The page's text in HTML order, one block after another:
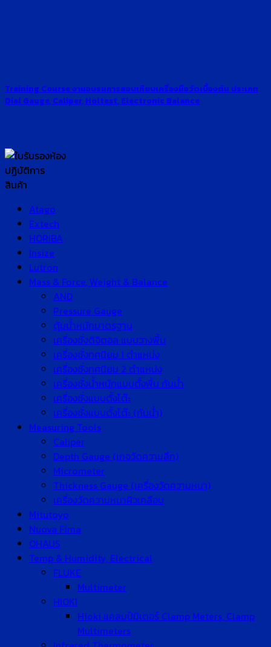
Training Course งานอบรมการสอบเทียบเครื่องมือวัดเบื้องต้น ประเภท
Dial Gauge, Caliper, Holtest, Electronic Balance
สินค้า
Atago
Extech
HORIBA
Insize
Lutron
Mass & Force, Weight & Balance
AND
Pressure Gauge
ตุ้มน้ำหนักมาตรฐาน
เครื่องชั่งดิจิตอล แบบวางพื้น
เครื่องชั่งทศนิยม 1 ตำแหน่ง
เครื่องชั่งทศนิยม 2 ตำแหน่ง
เครื่องชั่งน้ำหนักแบบตั้งพื้น กันน้ำ
เครื่องชั่งแบบตั้งโต๊ะ
เครื่องชั่งแบบตั้งโต๊ะ (กันน้ำ)
Measuring Tools
Caliper
Depth Gauge (เกจวัดความลึก)
Micrometer
Thickness Gauge (เครื่องวัดความหนา)
เครื่องวัดความหนาผิวเคลือบ
Mitutoyo
Nuova Fima
OHAUS
Temp & Humidity, Electrical
FLUKE
Multimeter
HIOKI
Hioki แคลมป์มิเตอร์ Clamp Meters, Clamp
Multimeters